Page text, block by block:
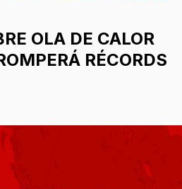
OLA DE CALOR
RÉCORDS